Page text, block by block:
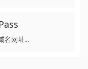
名网址...